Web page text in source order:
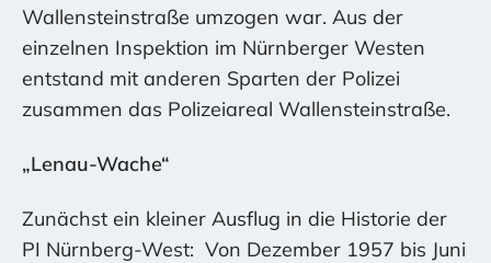
Wallensteinstraße umzogen war. Aus der
einzelnen Inspektion im Nürnberger Westen
entstand mit anderen Sparten der Polizei
zusammen das Polizeiareal Wallensteinstraße.
„Lenau-Wache“
Zunächst ein kleiner Ausflug in die Historie der
PI Nürnberg-West: Von Dezember 1957 bis Juni